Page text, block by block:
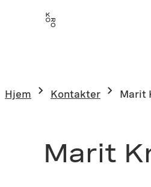
Hjem Kontakter Marit
Marit